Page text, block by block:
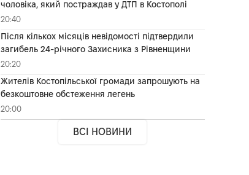
чоловіка, який постраждав у ДТП в Костополі
20:40
Після кількох місяців невідомості підтвердили
загибель 24-річного Захисника з Рівненщини
20:20
Жителів Костопільської громади запрошують на
безкоштовне обстеження легень
20:00
ВСІ НОВИНИ